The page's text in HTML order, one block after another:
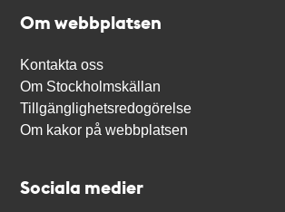
Om webbplatsen
Kontakta oss
Om Stockholmskällan
Tillgänglighetsredogörelse
Om kakor på webbplatsen
Sociala medier